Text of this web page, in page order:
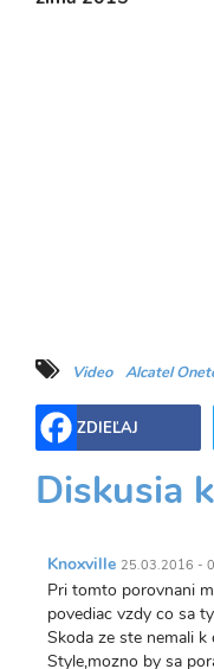
Video Alcatel
ZDIEĽAJ
Diskusia
Knoxville 25.03.2016 -
Pri tomto porovnani
povediac vzdy co sa
Skoda ze ste nemali
Style,mozno by sa